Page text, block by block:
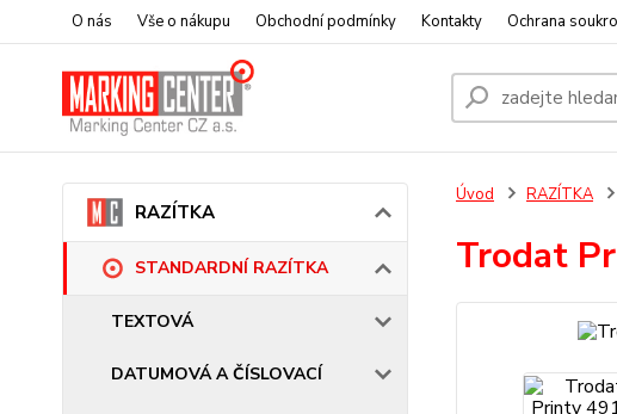
O nás Vše o nákupu Obchodní podmínky Kontakty Ochrana
RAZÍTKA
STANDARDNÍ RAZÍTKA
TEXTOVÁ
DATUMOVÁ A ČÍSLOVACÍ
Úvod RAZÍTKA
Trodat